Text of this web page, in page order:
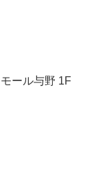
ール与野 1F